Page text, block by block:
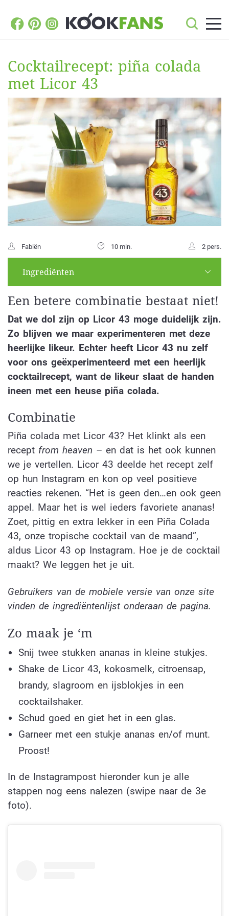
Cocktailrecept: piña colada
met Licor 43
Fabiën 10 min. 2 pers.
Ingrediënten
Een betere combinatie bestaat niet!
Dat we dol zijn op Licor 43 moge duidelijk zijn.
Zo blijven we maar experimenteren met deze
heerlijke likeur. Echter heeft Licor 43 nu zelf
voor ons geëxperimenteerd met een heerlijk
cocktailrecept, want de likeur slaat de handen
ineen met een heuse piña colada.
Combinatie
Piña colada met Licor 43? Het klinkt als een
recept from heaven – en dat is het ook kunnen
we je vertellen. Licor 43 deelde het recept zelf
op hun Instagram en kon op veel positieve
reacties rekenen. “Het is geen den…en ook geen
appel. Maar het is wel ieders favoriete ananas!
Zoet, pittig en extra lekker in een Piña Colada
43, onze tropische cocktail van de maand”,
aldus Licor 43 op Instagram. Hoe je de cocktail
maakt? We leggen het je uit.
Gebruikers van de mobiele versie van onze site
vinden de ingrediëntenlijst onderaan de pagina.
Zo maak je ‘m
Snij twee stukken ananas in kleine stukjes.
Shake de Licor 43, kokosmelk, citroensap,
brandy, slagroom en ijsblokjes in een
cocktailshaker.
Schud goed en giet het in een glas.
Garneer met een stukje ananas en/of munt.
Proost!
In de Instagrampost hieronder kun je alle
stappen nog eens nalezen (swipe naar de 3e
foto).